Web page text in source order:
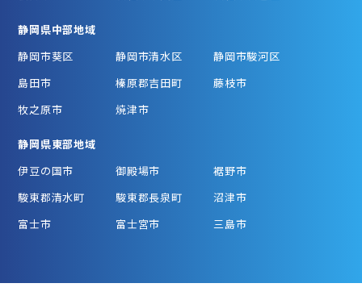
静岡県中部地域
静岡市葵区
静岡市清水区
静岡市駿河区
島田市
榛原郡吉田町
藤枝市
牧之原市
焼津市
静岡県東部地域
伊豆の国市
御殿場市
裾野市
駿東郡清水町
駿東郡長泉町
沼津市
富士市
富士宮市 三島市